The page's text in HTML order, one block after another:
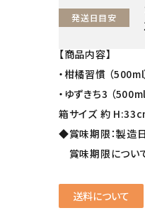
発送日目安
【商品内容】
・柑橘習慣 （500ml
・ゆずきち3 （
箱サイズ 約
◆賞味期限：製造
賞味期限につい
送料について